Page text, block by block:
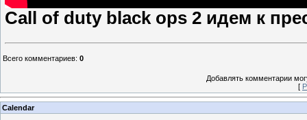
Call of duty black ops 2 идем к
Всего комментариев: 0
Добавлять комментарии
[
Calendar